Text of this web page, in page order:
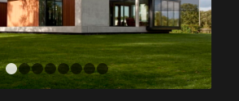
1 2 3 4 5 6 7 8